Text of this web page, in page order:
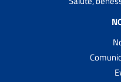
Trasportare cadaveri,
Trasportare salme,
all'interno del territorio
Trasporto scolastico
Votare al proprio